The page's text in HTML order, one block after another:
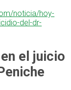
noticia/hoy-
del-dr-
el juicio